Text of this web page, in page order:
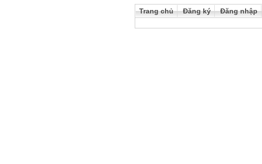
Trang chủ Đăng ký Đăng nhập